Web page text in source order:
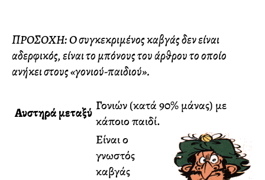
ΠΡΟΣΟΧΗ: Ο συγκεκριμένος καβγάς δεν είναι
αδερφικός, είναι το μπόνους του άρθρου το οποίο
ανήκει στους «γονιού-παιδιού».
Αυστηρά μεταξύ
Γονιών (κατά 90% μάνας) με
κάποιο παιδί.
Είναι ο
γνωστός
καβγάς